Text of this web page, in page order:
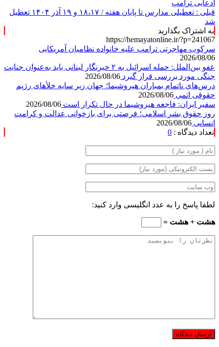
ادعایی ترامپ
قبلی :
تعطیلی مدارس تا پایان هفته / ۱۸،۱۷ و ۱۹ آذر ۱۴۰۴ تعطیل
شد
به اشتراک بگذارید
https://hemayatonline.ir/?p=241067
سرکوب مهاجرتی ترامپ علیه خانواده نظامیان آمریکایی
2026/08/06
عفو بین‌الملل: حمله اسرائیل به ۲ خبرنگار لبنانی باید به‌عنوان جنایت
جنگی مورد بررسی قرار گیرد 2026/08/06
درس‌های ناتمام بمباران هیروشیما؛ جهان زیر سایه خلأ‌های رژیم
حقوقی اتمی 2026/08/06
سفیر ایران: فاجعه هیروشیما در حال تکرار است 2026/08/06
روز حقوق بشر اسلامی؛ فرصتی برای بازخوانی عدالت و کرامت
انسانی 2026/08/06
تعداد دیدگاه : 0
لطفا پاسخ را به عدد انگلیسی وارد کنید:
هشت + هشت =